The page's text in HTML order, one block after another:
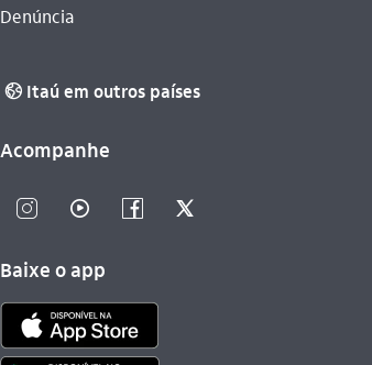
Denúncia
globo_outline Itaú em outros países
Acompanhe
instagram_outline video_outline facebook_outline twitter_outline
Baixe o app